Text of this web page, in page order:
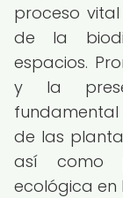
proceso
de la
espacios.
y la
de las
así como
ecológica en